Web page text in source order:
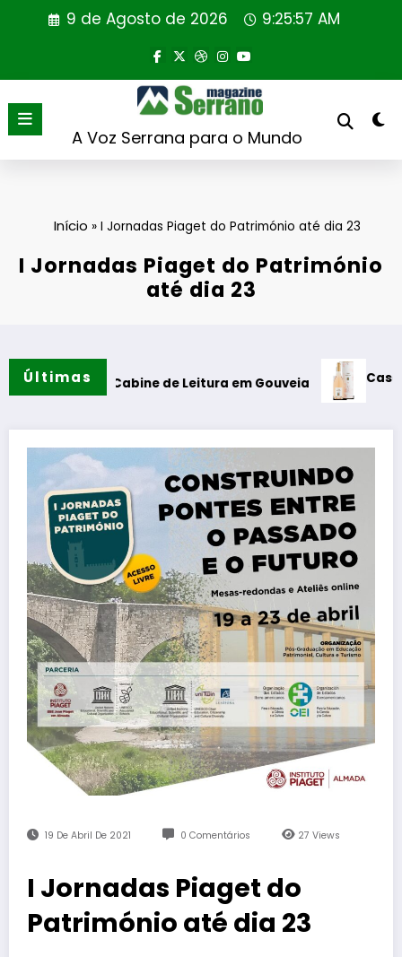
9 de Agosto de 2026 9:25:58 AM
A Voz Serrana para o Mundo
Início » I Jornadas Piaget do Património até dia 23
I Jornadas Piaget do Património
até dia 23
Últimas
Cabine de Leitura em Gouveia Casa de Santar
19 De Abril De 2021 0 Comentários 27Views
I Jornadas Piaget do
Património até dia 23